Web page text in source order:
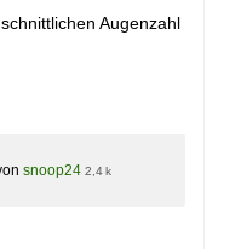
Augenzahl
snoop24 2,4 k